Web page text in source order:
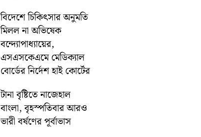
বিদেশে চিকিৎসার অনুমতি
মিলল না অভিষেক
বন্দ্যোপাধ্যায়ের,
এসএসকেএমে মেডিক্যাল
বোর্ডের নির্দেশ হাই কোর্টের
টানা বৃষ্টিতে নাজেহাল
বাংলা, বৃহস্পতিবার আরও
ভারী বর্ষণের পূর্বাভাস